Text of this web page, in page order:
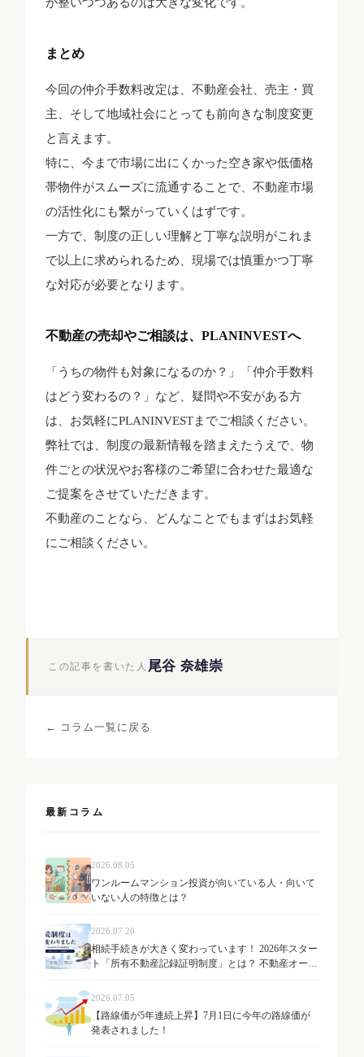
まとめ
今回の仲介手数料改定は、不動産会社、売主・買
主、そして地域社会にとっても前向きな制度変更
と言えます。
特に、今まで市場に出にくかった空き家や低価格
帯物件がスムーズに流通することで、不動産市場
の活性化にも繋がっていくはずです。
一方で、制度の正しい理解と丁寧な説明がこれま
で以上に求められるため、現場では慎重かつ丁寧
な対応が必要となります。
不動産の売却やご相談は、PLANINVESTへ
「うちの物件も対象になるのか？」「仲介手数料
はどう変わるの？」など、疑問や不安がある方
は、お気軽にPLANINVESTまでご相談ください。
弊社では、制度の最新情報を踏まえたうえで、物
件ごとの状況やお客様のご希望に合わせた最適な
ご提案をさせていただきます。
不動産のことなら、どんなことでもまずはお気軽
にご相談ください。
この記事を書いた人 尾谷 奈雄崇
← コラム一覧に戻る
最新コラム
2026.08.05
ワンルームマンション投資が向いている人・向いて
いない人の特徴とは？
2026.07.20
相続手続きが大きく変わっています！ 2026年スター
ト「所有不動産記録証明制度」とは？ 不動産オーナ
2026.07.05
【路線価が5年連続上昇】7月1日に今年の路線価が
発表されました！